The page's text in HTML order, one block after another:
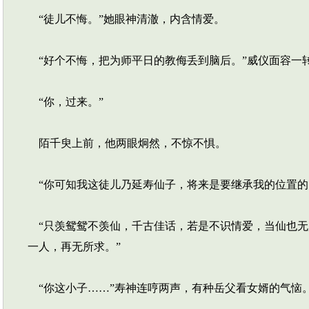
“徒儿不悔。”她眼神清澈，内含情爱。
“好个不悔，把为师平日的教侮丢到脑后。”威仪面容一
“你，过来。”
陌千臾上前，他两眼炯然，不惊不惧。
“你可知我这徒儿乃延寿仙子，将来是要继承我的位置
“只羡鸳鸳不羡仙，千古佳话，若是不识情爱，当仙也
一人，再无所求。”
“你这小子……”寿神连哼两声，有种岳父看女婿的气恼